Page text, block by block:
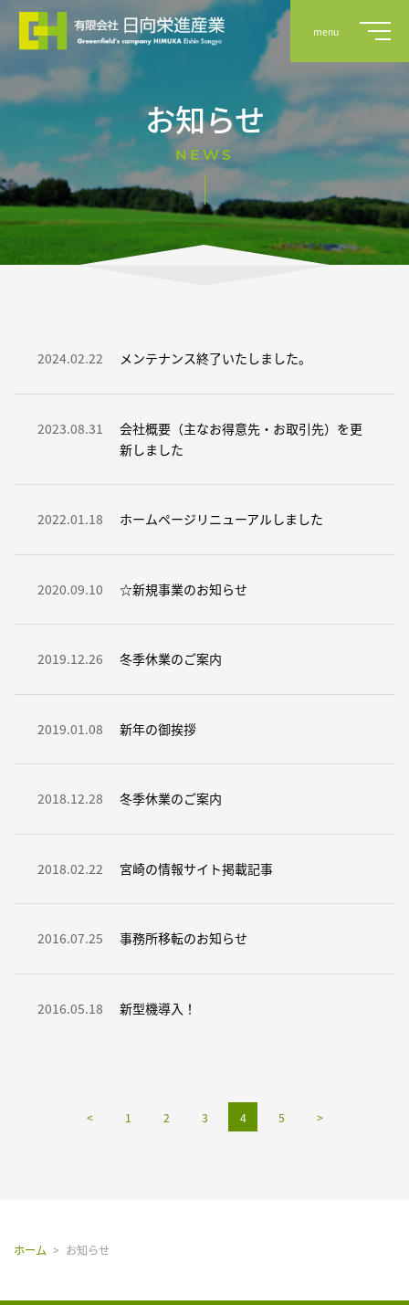
menu
事業案内
実績
アクセス
お知らせ
お知らせ
NEWS
2024.02.22 メンテナンス終了いたしました。
2023.08.31
会社概要（主なお得意先・お取引先）を更
新しました
2022.01.18 ホームページリニューアルしました
2020.09.10 ☆新規事業のお知らせ
2019.12.26 冬季休業のご案内
2019.01.08 新年の御挨拶
2018.12.28 冬季休業のご案内
2018.02.22 宮崎の情報サイト掲載記事
2016.07.25 事務所移転のお知らせ
2016.05.18 新型機導入！
< 1 2 3 4 5 >
ホーム お知らせ